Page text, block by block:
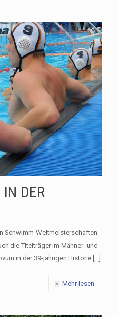
IN DER
Schwimm-Weltmeisterschaften
die Titelträger im Männer- und
in der 39-jährigen Historie
Mehr lesen